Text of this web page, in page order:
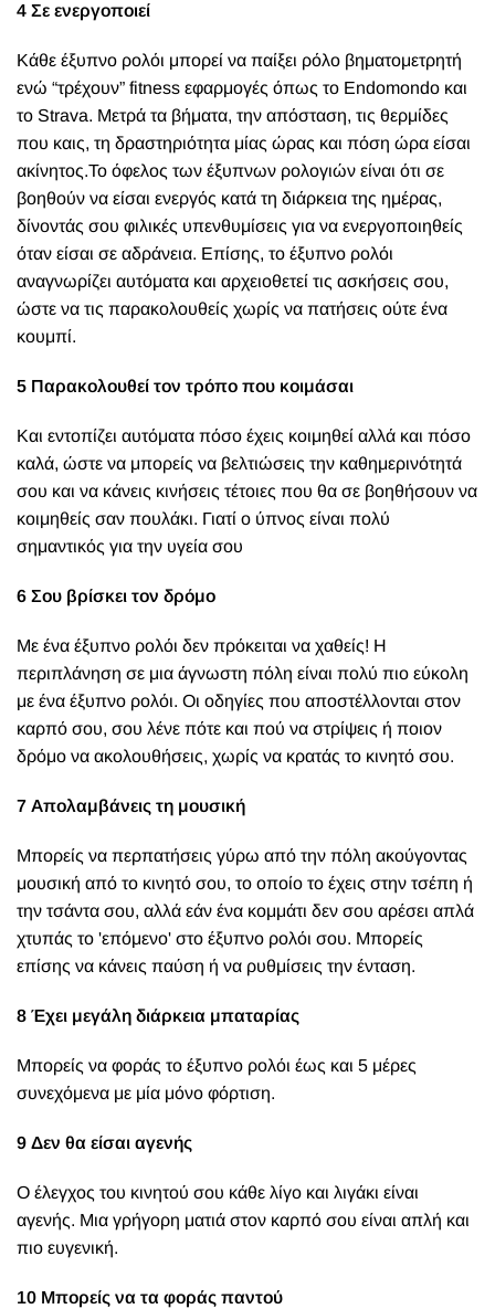
4 Σε ενεργοποιεί
Κάθε έξυπνο ρολόι μπορεί να παίξει ρόλο βηματομετρητή
ενώ “τρέχουν” fitness εφαρμογές όπως το Endomondo και
το Strava. Μετρά τα βήματα, την απόσταση, τις θερμίδες
που καις, τη δραστηριότητα μίας ώρας και πόση ώρα είσαι
ακίνητος.Το όφελος των έξυπνων ρολογιών είναι ότι σε
βοηθούν να είσαι ενεργός κατά τη διάρκεια της ημέρας,
δίνοντάς σου φιλικές υπενθυμίσεις για να ενεργοποιηθείς
όταν είσαι σε αδράνεια. Επίσης, το έξυπνο ρολόι
αναγνωρίζει αυτόματα και αρχειοθετεί τις ασκήσεις σου,
ώστε να τις παρακολουθείς χωρίς να πατήσεις ούτε ένα
κουμπί.
5 Παρακολουθεί τον τρόπο που κοιμάσαι
Και εντοπίζει αυτόματα πόσο έχεις κοιμηθεί αλλά και πόσο
καλά, ώστε να μπορείς να βελτιώσεις την καθημερινότητά
σου και να κάνεις κινήσεις τέτοιες που θα σε βοηθήσουν να
κοιμηθείς σαν πουλάκι. Γιατί ο ύπνος είναι πολύ
σημαντικός για την υγεία σου
6 Σου βρίσκει τον δρόμο
Με ένα έξυπνο ρολόι δεν πρόκειται να χαθείς! Η
περιπλάνηση σε μια άγνωστη πόλη είναι πολύ πιο εύκολη
με ένα έξυπνο ρολόι. Οι οδηγίες που αποστέλλονται στον
καρπό σου, σου λένε πότε και πού να στρίψεις ή ποιον
δρόμο να ακολουθήσεις, χωρίς να κρατάς το κινητό σου.
7 Απολαμβάνεις τη μουσική
Μπορείς να περπατήσεις γύρω από την πόλη ακούγοντας
μουσική από το κινητό σου, το οποίο το έχεις στην τσέπη ή
την τσάντα σου, αλλά εάν ένα κομμάτι δεν σου αρέσει απλά
χτυπάς το 'επόμενο' στο έξυπνο ρολόι σου. Μπορείς
επίσης να κάνεις παύση ή να ρυθμίσεις την ένταση.
8 Έχει μεγάλη διάρκεια μπαταρίας
Μπορείς να φοράς το έξυπνο ρολόι έως και 5 μέρες
συνεχόμενα με μία μόνο φόρτιση.
9 Δεν θα είσαι αγενής
Ο έλεγχος του κινητού σου κάθε λίγο και λιγάκι είναι
αγενής. Μια γρήγορη ματιά στον καρπό σου είναι απλή και
πιο ευγενική.
10 Μπορείς να τα φοράς παντού